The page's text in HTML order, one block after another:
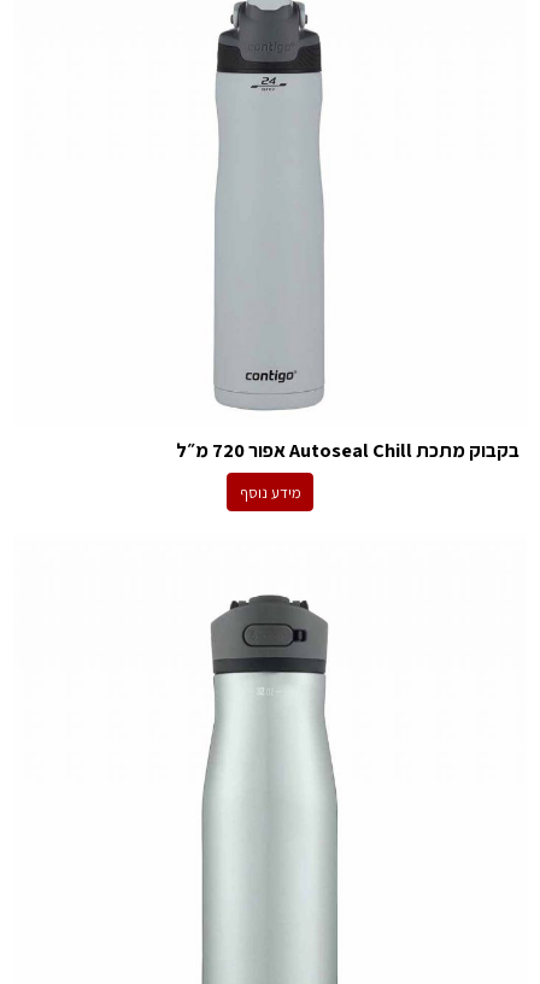
בקבוק מתכת Autoseal Chill אפור 720 מ״ל
מידע נוסף